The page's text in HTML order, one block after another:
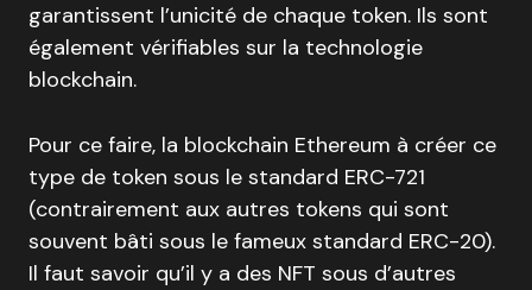
garantissent l’unicité de chaque token. Ils sont
également vérifiables sur la technologie
blockchain.
Pour ce faire, la blockchain Ethereum à créer ce
type de token sous le standard ERC-721
(contrairement aux autres tokens qui sont
souvent bâti sous le fameux standard ERC-20).
Il faut savoir qu’il y a des NFT sous d’autres